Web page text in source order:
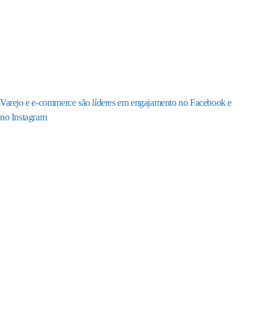
Varejo e e-commerce são líderes em engajamento no Facebook e
no Instagram